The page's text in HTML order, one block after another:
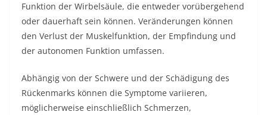
Funktion der Wirbelsäule, die entweder vorübergehend
oder dauerhaft sein können. Veränderungen können
den Verlust der Muskelfunktion, der Empfindung und
der autonomen Funktion umfassen.
Abhängig von der Schwere und der Schädigung des
Rückenmarks können die Symptome variieren,
möglicherweise einschließlich Schmerzen,